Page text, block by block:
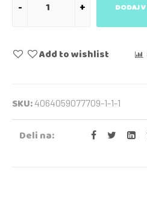
DODAJ
Add to wishlist
SKU: 4064059077709-1-1-1
Deli na: